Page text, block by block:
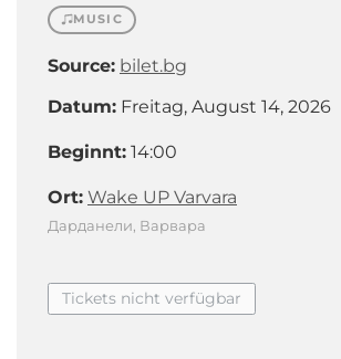
MUSIC
Source: bilet.bg
Datum: Freitag, August 14, 2026
Beginnt: 14:00
Ort: Wake UP Varvara
Дарданели, Варвара
Tickets nicht verfügbar